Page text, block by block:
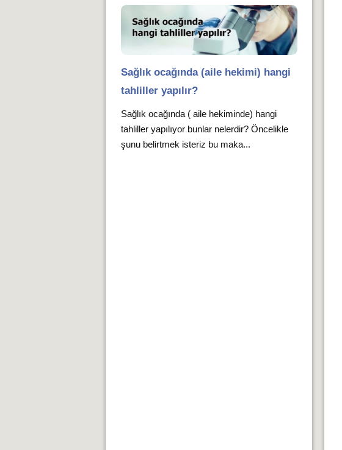
Sağlık ocağında (aile hekimi) hangi
tahliller yapılır?
Sağlık ocağında ( aile hekiminde) hangi
tahliller yapılıyor bunlar nelerdir? Öncelikle
şunu belirtmek isteriz bu maka...